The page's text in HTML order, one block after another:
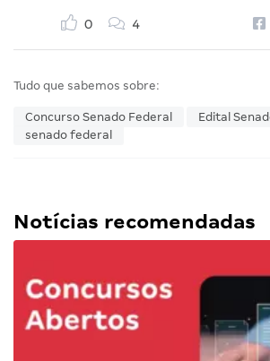
0 4
Tudo que sabemos sobre:
Concurso Senado Federal
Edital
senado federal
Notícias recomendadas